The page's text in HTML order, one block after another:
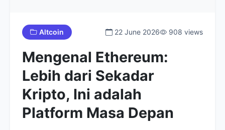
Altcoin 22 June 2026 908 views
Mengenal Ethereum:
Lebih dari Sekadar
Kripto, Ini adalah
Platform Masa Depan